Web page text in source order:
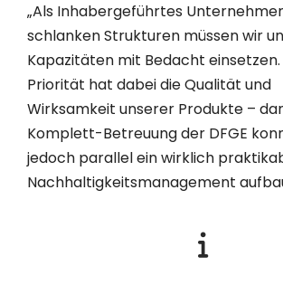
„Als Inhabergeführtes
schlanken Strukturen müssen wir
Kapazitäten mit Bedacht
Priorität hat dabei die Qualität und
Wirksamkeit unserer Produkte –
Komplett-Betreuung der DFGE
jedoch parallel ein wirklich
Nachhaltigkeitsmanagement